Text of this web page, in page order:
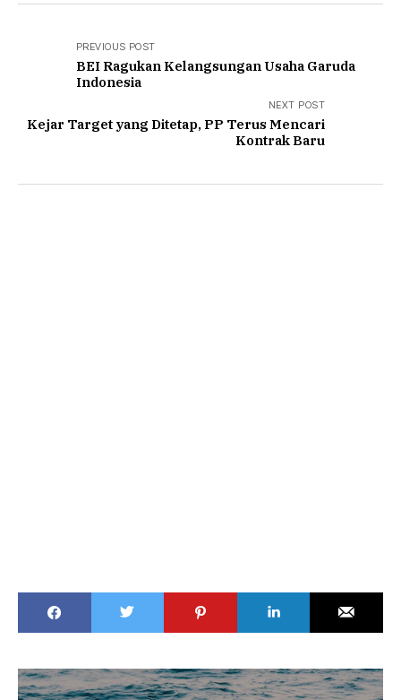
PREVIOUS POST
BEI Ragukan Kelangsungan Usaha Garuda
Indonesia
NEXT POST
Kejar Target yang Ditetap, PP Terus Mencari
Kontrak Baru